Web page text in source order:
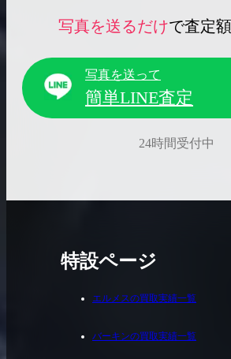
写真を送るだけで査定
写真を送って
簡単LINE査定
24時間受付中
特設ページ
エルメスの買取実績一覧
バーキンの買取実績一覧